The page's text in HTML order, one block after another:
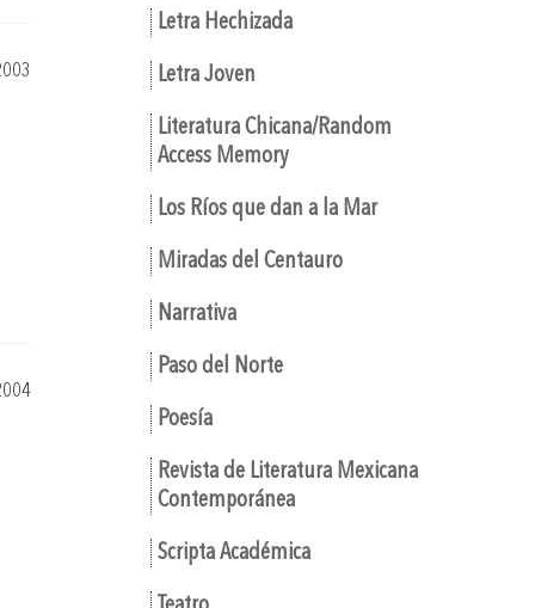
Letra Hechizada
Letra Joven
Literatura Chicana/Random
Access Memory
Los Ríos que dan a la Mar
Miradas del Centauro
Narrativa
Paso del Norte
Poesía
Revista de Literatura Mexicana
Contemporánea
Scripta Académica